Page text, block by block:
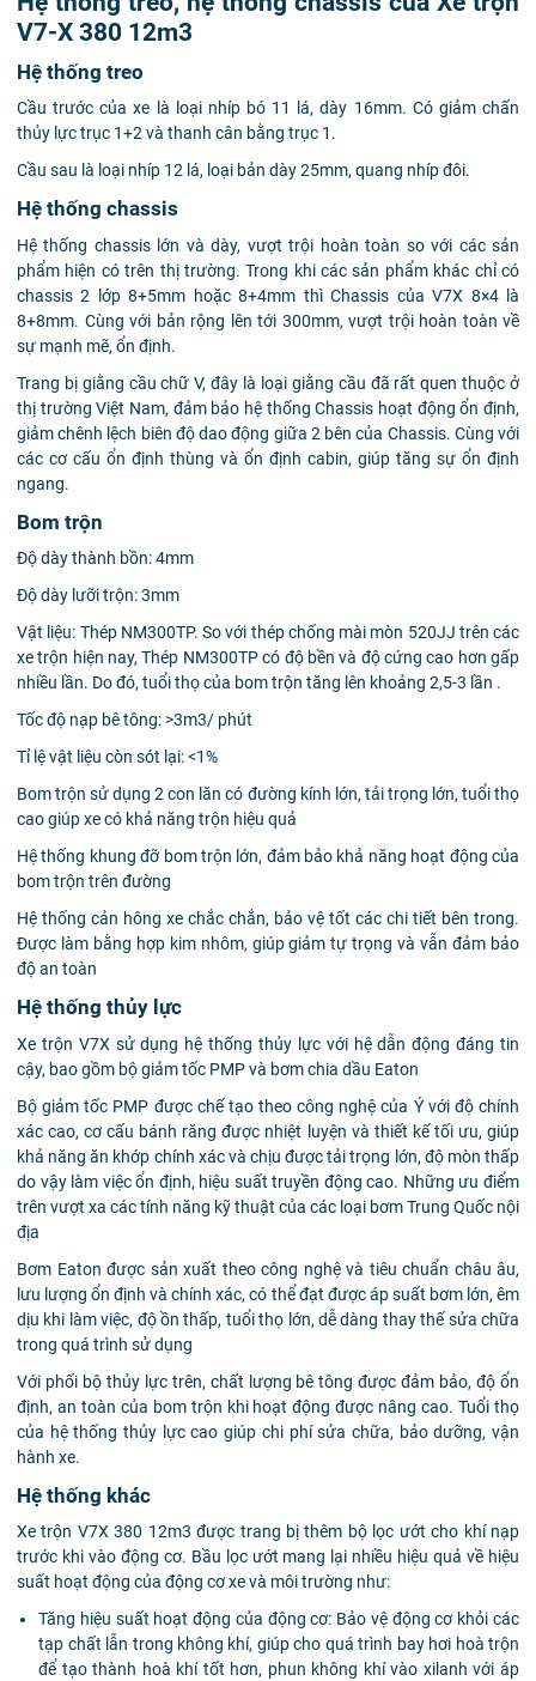
V7-X 380 12m3
Hệ thống treo
Cầu trước của xe là loại nhíp bó 11 lá, dày 16mm. Có giảm chấn
thủy lực trục 1+2 và thanh cân bằng trục 1.
Cầu sau là loại nhíp 12 lá, loại bản dày 25mm, quang nhíp đôi.
Hệ thống chassis
Hệ thống chassis lớn và dày, vượt trội hoàn toàn so với các sản
phẩm hiện có trên thị trường. Trong khi các sản phẩm khác chỉ có
chassis 2 lớp 8+5mm hoặc 8+4mm thì Chassis của V7X 8×4 là
8+8mm. Cùng với bản rộng lên tới 300mm, vượt trội hoàn toàn về
sự mạnh mẽ, ổn định.
Trang bị giằng cầu chữ V, đây là loại giằng cầu đã rất quen thuộc ở
thị trường Việt Nam, đảm bảo hệ thống Chassis hoạt động ổn định,
giảm chênh lệch biên độ dao động giữa 2 bên của Chassis. Cùng với
các cơ cấu ổn định thùng và ổn định cabin, giúp tăng sự ổn định
ngang.
Bom trộn
Độ dày thành bồn: 4mm
Độ dày lưỡi trộn: 3mm
Vật liệu: Thép NM300TP. So với thép chống mài mòn 520JJ trên các
xe trộn hiện nay, Thép NM300TP có độ bền và độ cứng cao hơn gấp
nhiều lần. Do đó, tuổi thọ của bom trộn tăng lên khoảng 2,5-3 lần .
Tốc độ nạp bê tông: >3m3/ phút
Tỉ lệ vật liệu còn sót lại: <1%
Bom trộn sử dụng 2 con lăn có đường kính lớn, tải trọng lớn, tuổi thọ
cao giúp xe có khả năng trộn hiệu quả
Hệ thống khung đỡ bom trộn lớn, đảm bảo khả năng hoạt động của
bom trộn trên đường
Hệ thống cản hông xe chắc chắn, bảo vệ tốt các chi tiết bên trong.
Được làm bằng hợp kim nhôm, giúp giảm tự trọng và vẫn đảm bảo
độ an toàn
Hệ thống thủy lực
Xe trộn V7X sử dụng hệ thống thủy lực với hệ dẫn động đáng tin
cậy, bao gồm bộ giảm tốc PMP và bơm chia dầu Eaton
Bộ giảm tốc PMP được chế tạo theo công nghệ của Ý với độ chính
xác cao, cơ cấu bánh răng được nhiệt luyện và thiết kế tối ưu, giúp
khả năng ăn khớp chính xác và chịu được tải trọng lớn, độ mòn thấp
do vậy làm việc ổn định, hiệu suất truyền động cao. Những ưu điểm
trên vượt xa các tính năng kỹ thuật của các loại bơm Trung Quốc nội
địa
Bơm Eaton được sản xuất theo công nghệ và tiêu chuẩn châu âu,
lưu lượng ổn định và chính xác, có thể đạt được áp suất bơm lớn, êm
dịu khi làm việc, độ ồn thấp, tuổi thọ lớn, dễ dàng thay thế sửa chữa
trong quá trình sử dụng
Với phối bộ thủy lực trên, chất lượng bê tông được đảm bảo, độ ổn
định, an toàn của bom trộn khi hoạt động được nâng cao. Tuổi thọ
của hệ thống thủy lực cao giúp chi phí sửa chữa, bảo dưỡng, vận
hành xe.
Hệ thống khác
Xe trộn V7X 380 12m3 được trang bị thêm bộ lọc ướt cho khí nạp
trước khi vào động cơ. Bầu lọc ướt mang lại nhiều hiệu quả về hiệu
suất hoạt động của động cơ xe và môi trường như:
Tăng hiệu suất hoạt động của động cơ: Bảo vệ động cơ khỏi các
tạp chất lẫn trong không khí, giúp cho quá trình bay hơi hoà trộn
để tạo thành hoà khí tốt hơn, phun không khí vào xilanh với áp